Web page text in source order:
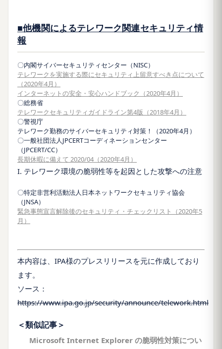
■他機関によるテレワーク関連セキュリティ情
報
〇内閣サイバーセキュリティセンター（NISC）
テレワークを実施する際にセキュリティ上留意すべき点について
（2020年4月）
インターネットの安全・安心ハンドブック（2020年4月）
〇総務省
テレワークセキュリティガイドライン第4版（2018年4月）
〇警視庁
テレワーク勤務のサイバーセキュリティ対策！（2020年4月）
〇一般社団法人JPCERTコーディネーションセンター
（JPCERT/CC）
長期休暇に備えて 2020/04（2020年4月）
I. テレワーク環境の脆弱性等を起因とした攻撃への注意
〇特定非営利活動法人日本ネットワークセキュリティ協会
（JNSA）
緊急事態宣言解除後のセキュリティ・チェックリスト（2020年5
月）
本内容は、IPA様のプレスリリースを元に作成しており
ます。
ソース：
https://www.ipa.go.jp/security/announce/telework.html
＜類似記事＞
Microsoft Internet Explorer の脆弱性対策につい